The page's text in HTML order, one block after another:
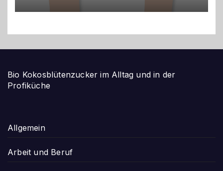
Bio Kokosblütenzucker im Alltag und in der
Profiküche
Allgemein
Arbeit und Beruf